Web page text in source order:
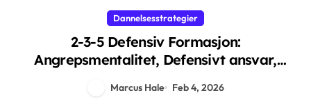
Dannelsesstrategier
2-3-5 Defensiv Formasjon:
Angrepsmentalitet, Defensivt ansvar,
Marcus Hale Feb 4, 2026